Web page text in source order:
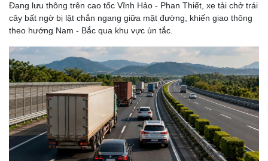
Doanh nghiệp
Thông tin doanh nghiệp
Doanh nghiệp 24h
Doanh nhân
Vì cộng đồng
Công nghệ
Sành điệu
Tin Công nghệ
Trải nghiệm
Chuyển đổi số
Đang lưu thông trên cao tốc Vĩnh Hảo - Phan Thiết, xe tải chở trái
cây bất ngờ bị lật chắn ngang giữa mặt đường, khiến giao thông
theo hướng Nam - Bắc qua khu vực ùn tắc.